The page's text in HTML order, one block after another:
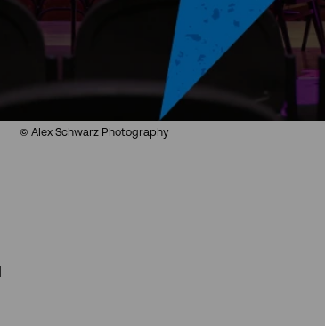
© Alex Schwarz Photography